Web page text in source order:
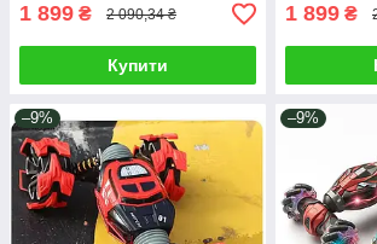
1 899 ₴ 2 090,34 ₴
Купити
1 899 ₴
–9% –9%